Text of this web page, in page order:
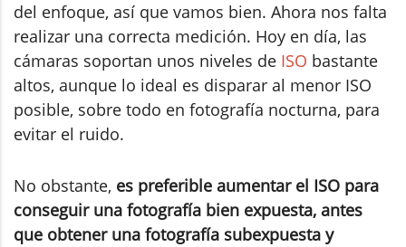
del enfoque, así que vamos bien. Ahora nos falta
realizar una correcta medición. Hoy en día, las
cámaras soportan unos niveles de ISO bastante
altos, aunque lo ideal es disparar al menor ISO
posible, sobre todo en fotografía nocturna, para
evitar el ruido.
No obstante, es preferible aumentar el ISO para
conseguir una fotografía bien expuesta, antes
que obtener una fotografía subexpuesta y